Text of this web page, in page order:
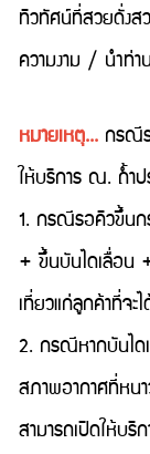
ทิวทัศน์ที่สวยดั่งส
ความงาม / นำท่าน
หมายเหตุ... กรณี
ให้บริการ ณ. ถ้ำป
1. กรณีรอคิวขึ้นก
+ ขึ้นบันไดเลื่อน
เที่ยวแก่ลูกค้าที่จะ
2. กรณีหากบันได
สภาพอากาศที่หน
สามารถเปิดให้บ